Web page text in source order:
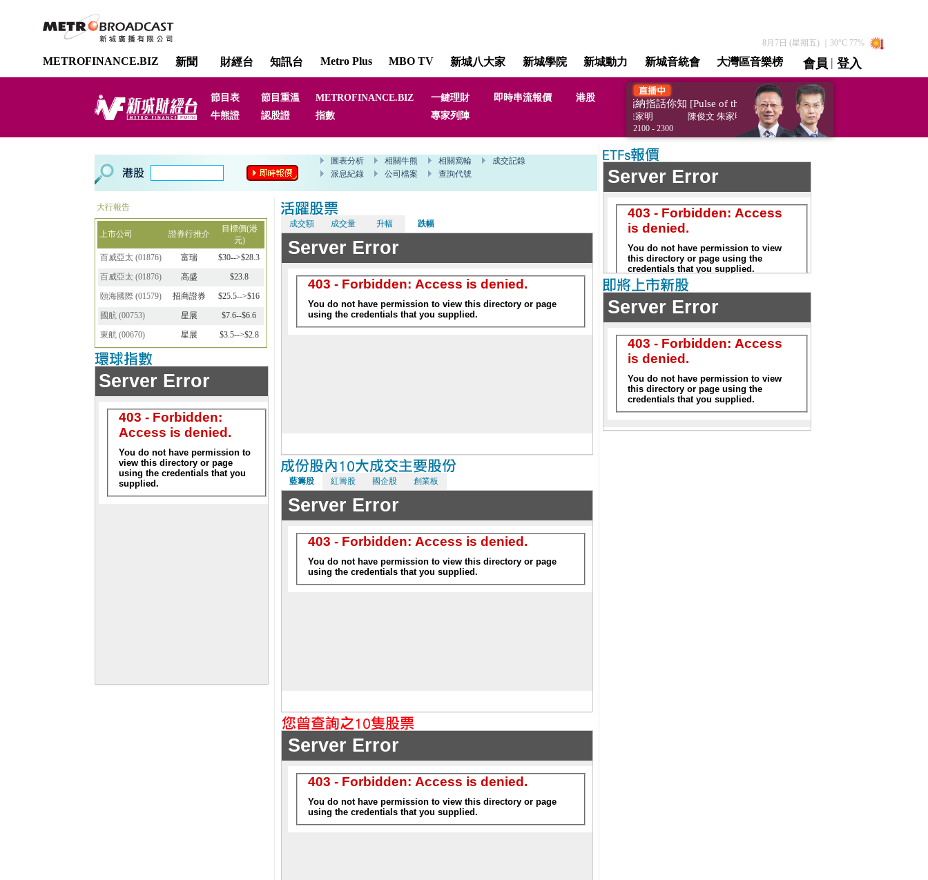
8月7日 (星期五) ｜ 30°C 77%
METROFINANCE.BIZ 新聞 財經台 知訊台 Metro Plus MBO TV 新城八大家 新城學院 新城動力 新城音統會 大灣區音樂榜 會員 | 登入
直播 / 重溫
節目表 節目重溫 METROFINANCE.BIZ 一鍵理財 即時串流報價
港股
牛熊證
認股證 指數 專家列陣
道指納指話你知 [Pulse of the Indexes] 道指納指話你知 [Pulse of
陳俊文 朱家明 陳俊文 朱家明
2100 - 2300
大行報告
上市公司 證券行推介
目標價(港
元)
百威亞太 (01876) 富瑞
$30-->$28.3
百威亞太 (01876) 高盛
$23.8
頤海國際 (01579) 招商證券
$25.5-->$16
國航 (00753) 星展
$7.6--$6.6
東航 (00670) 星展 $3.5-->$2.8
成交額 成交量 升幅 跌幅
藍籌股 紅籌股 國企股 創業板